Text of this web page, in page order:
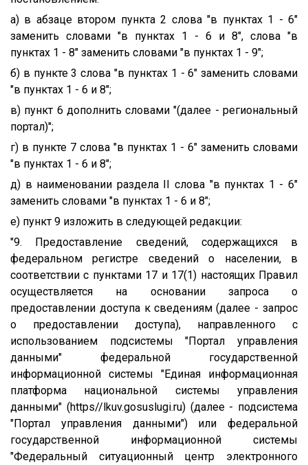
а) в абзаце втором пункта 2 слова "в пунктах 1 - 6"
заменить словами "в пунктах 1 - 6 и 8", слова "в
пунктах 1 - 8" заменить словами "в пунктах 1 - 9";
б) в пункте 3 слова "в пунктах 1 - 6" заменить словами
"в пунктах 1 - 6 и 8";
в) пункт 6 дополнить словами "(далее - региональный
портал)";
г) в пункте 7 слова "в пунктах 1 - 6" заменить словами
"в пунктах 1 - 6 и 8";
д) в наименовании раздела II слова "в пунктах 1 - 6"
заменить словами "в пунктах 1 - 6 и 8";
е) пункт 9 изложить в следующей редакции:
"9. Предоставление сведений, содержащихся в
федеральном регистре сведений о населении, в
соответствии с пунктами 17 и 17(1) настоящих Правил
осуществляется на основании запроса о
предоставлении доступа к сведениям (далее - запрос
о предоставлении доступа), направленного с
использованием подсистемы "Портал управления
данными" федеральной государственной
информационной системы "Единая информационная
платформа национальной системы управления
данными" (https//lkuv.gosuslugi.ru) (далее - подсистема
"Портал управления данными") или федеральной
государственной информационной системы
"Федеральный ситуационный центр электронного